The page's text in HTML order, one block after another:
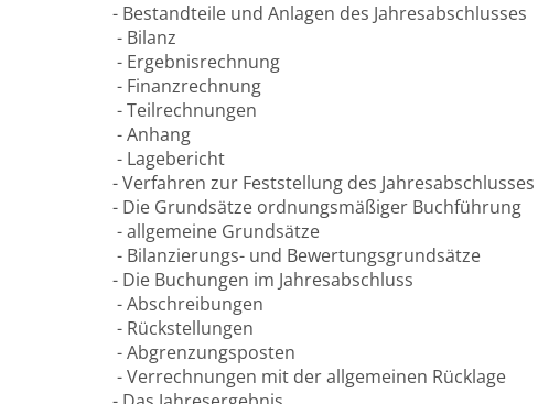
- Bestandteile und Anlagen des Jahresabschlusses
- Bilanz
- Ergebnisrechnung
- Finanzrechnung
- Teilrechnungen
- Anhang
- Lagebericht
- Verfahren zur Feststellung des Jahresabschlusses
- Die Grundsätze ordnungsmäßiger Buchführung
- allgemeine Grundsätze
- Bilanzierungs- und Bewertungsgrundsätze
- Die Buchungen im Jahresabschluss
- Abschreibungen
- Rückstellungen
- Abgrenzungsposten
- Verrechnungen mit der allgemeinen Rücklage